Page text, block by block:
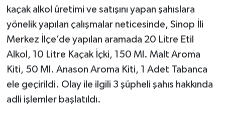
kaçak alkol üretimi ve satışını yapan şahıslara
yönelik yapılan çalışmalar neticesinde, Sinop İli
Merkez İlçe’de yapılan aramada 20 Litre Etil
Alkol, 10 Litre Kaçak İçki, 150 Ml. Malt Aroma
Kiti, 50 Ml. Anason Aroma Kiti, 1 Adet Tabanca
ele geçirildi. Olay ile ilgili 3 şüpheli şahıs hakkında
adli işlemler başlatıldı.